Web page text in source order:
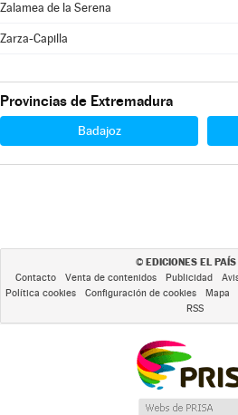
Zalamea de la Serena
Zarza-Capilla
Provincias de Extremadura
Badajoz
© EDICIONES EL
Contacto Venta de contenidos Publicidad
Política cookies
Configuración de cookies Mapa
RSS